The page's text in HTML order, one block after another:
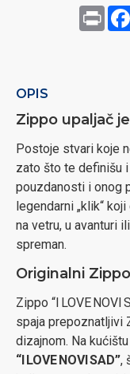
Print
OPIS
Zippo upaljač
Postoje stvari koje
zato što te definišu
pouzdanosti i onog
legendarni „klik“
na vetru, u avanturi
spreman.
Originalni
Zippo “I LOVE
spaja prepoznatljivi
dizajnom. Na
“I LOVE NOVI SAD”,